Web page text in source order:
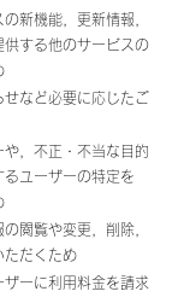
新機能，更新情報，
供する他のサービスの
せなど必要に応じたご
，不正・不当な目的
ユーザーの特定を
閲覧や変更，削除，
ただくため
ーに利用料金を請求